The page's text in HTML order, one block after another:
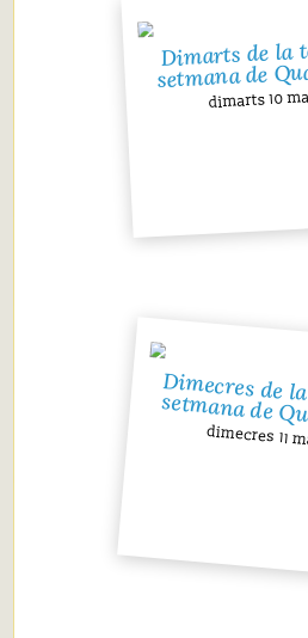
Dimarts de la
setmana de
dimarts 10
Dimecres de la tercera
dimecres 11